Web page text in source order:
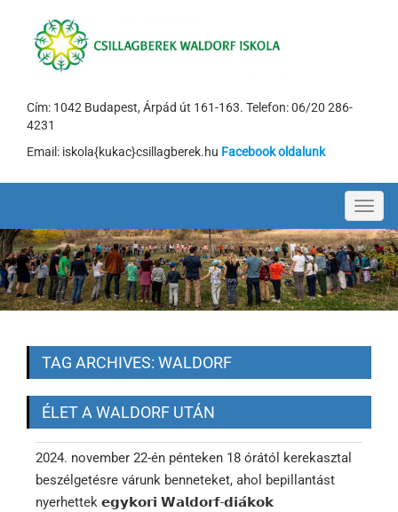
Cím: 1042 Budapest, Árpád út 161-163. Telefon: 06/20 286-
4231
Email: iskola{kukac}csillagberek.hu Facebook oldalunk
TAG ARCHIVES: WALDORF
ÉLET A WALDORF UTÁN
2024. november 22-én pénteken 18 órától kerekasztal
beszélgetésre várunk benneteket, ahol bepillantást
nyerhettek 𝗲𝗴𝘆𝗸𝗼𝗿𝗶 𝗪𝗮𝗹𝗱𝗼𝗿𝗳-𝗱𝗶𝗮́𝗸𝗼𝗸